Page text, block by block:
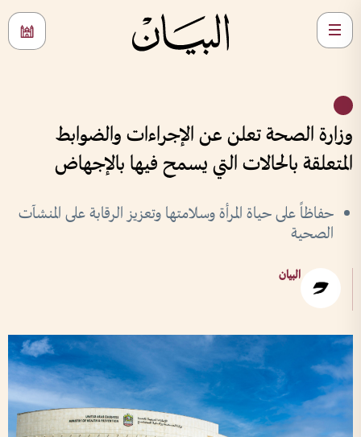
وزارة الصحة تعلن عن الإجراءات والضوابط
المتعلقة بالحالات التي يسمح فيها بالإجهاض
حفاظاً على حياة المرأة وسلامتها وتعزيز الرقابة على المنشآت
الصحية
البيان